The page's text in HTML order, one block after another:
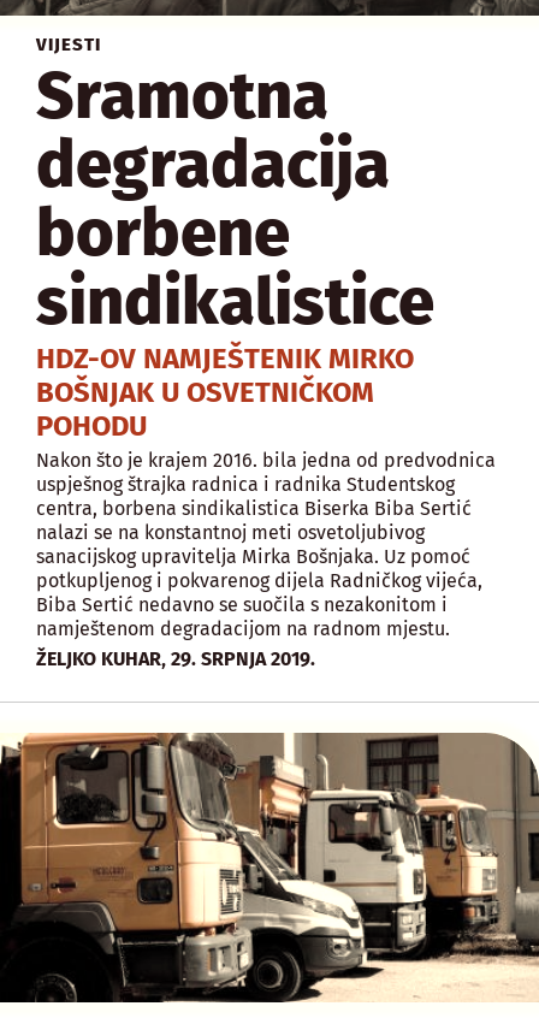
VIJESTI
Sramotna
degradacija
borbene
sindikalistice
HDZ-OV NAMJEŠTENIK MIRKO
BOŠNJAK U OSVETNIČKOM
POHODU
Nakon što je krajem 2016. bila jedna od predvodnica
uspješnog štrajka radnica i radnika Studentskog
centra, borbena sindikalistica Biserka Biba Sertić
nalazi se na konstantnoj meti osvetoljubivog
sanacijskog upravitelja Mirka Bošnjaka. Uz pomoć
potkupljenog i pokvarenog dijela Radničkog vijeća,
Biba Sertić nedavno se suočila s nezakonitom i
namještenom degradacijom na radnom mjestu.
ŽELJKO KUHAR, 29. SRPNJA 2019.